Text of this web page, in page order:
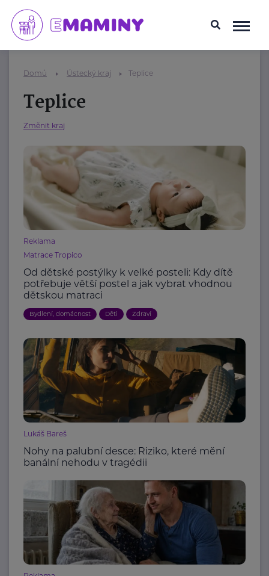
Domů Ústecký kraj Teplice
Teplice
Změnit kraj
Reklama
Matrace Tropico
Od dětské postýlky k velké posteli: Kdy dítě
potřebuje větší postel a jak vybrat vhodnou
dětskou matraci
Bydlení, domácnost Děti Zdraví
Lukáš Bareš
Nohy na palubní desce: Riziko, které mění
banální nehodu v tragédii